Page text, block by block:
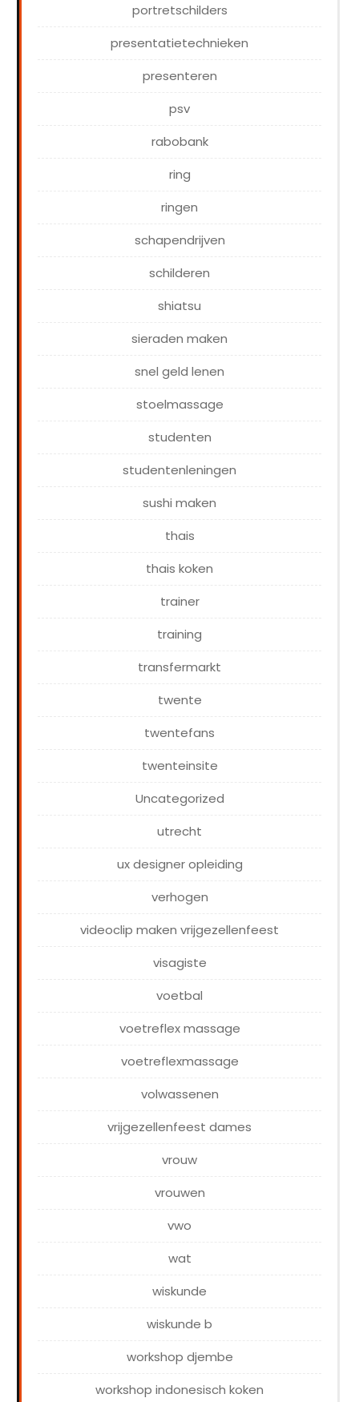
portretschilders
presentatietechnieken
presenteren
psv
rabobank
ring
ringen
schapendrijven
schilderen
shiatsu
sieraden maken
snel geld lenen
stoelmassage
studenten
studentenleningen
sushi maken
thais
thais koken
trainer
training
transfermarkt
twente
twentefans
twenteinsite
Uncategorized
utrecht
ux designer opleiding
verhogen
videoclip maken vrijgezellenfeest
visagiste
voetbal
voetreflex massage
voetreflexmassage
volwassenen
vrijgezellenfeest dames
vrouw
vrouwen
vwo
wat
wiskunde
wiskunde b
workshop djembe
workshop indonesisch koken